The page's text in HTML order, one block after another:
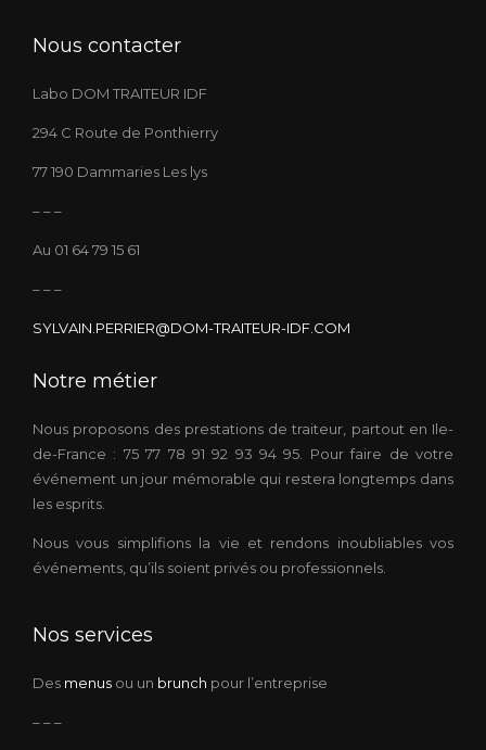
Nous contacter
Labo DOM TRAITEUR IDF
294 C Route de Ponthierry
77 190 Dammaries Les lys
– – –
Au 01 64 79 15 61
– – –
SYLVAIN.PERRIER@DOM-TRAITEUR-IDF.COM
Notre métier
Nous proposons des prestations de traiteur, partout en Ile-
de-France : 75 77 78 91 92 93 94 95. Pour faire de votre
événement un jour mémorable qui restera longtemps dans
les esprits.
Nous vous simplifions la vie et rendons inoubliables vos
événements, qu’ils soient privés ou professionnels.
Nos services
Des menus ou un brunch pour l’entreprise
– – –